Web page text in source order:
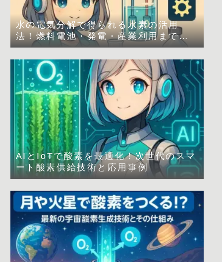
水の電気分解で得られる水素の活用
法！燃料電池・発電・産業利用まで解
説
AIとIoTで酸素を最適化！次世代のスマ
ート酸素供給技術と応用事例